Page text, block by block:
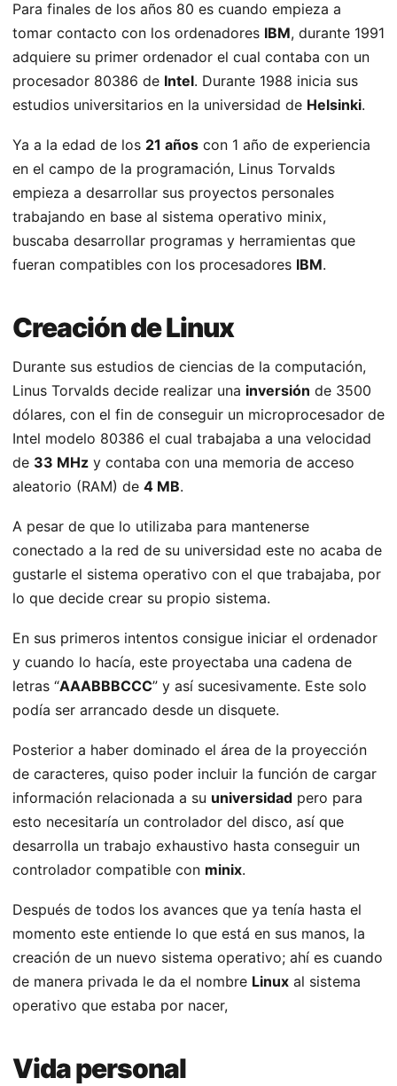
Para finales de los años 80 es cuando empieza a
tomar contacto con los ordenadores IBM, durante 1991
adquiere su primer ordenador el cual contaba con un
procesador 80386 de Intel. Durante 1988 inicia sus
estudios universitarios en la universidad de Helsinki.
Ya a la edad de los 21 años con 1 año de experiencia
en el campo de la programación, Linus Torvalds
empieza a desarrollar sus proyectos personales
trabajando en base al sistema operativo minix,
buscaba desarrollar programas y herramientas que
fueran compatibles con los procesadores IBM.
Creación de Linux
Durante sus estudios de ciencias de la computación,
Linus Torvalds decide realizar una inversión de 3500
dólares, con el fin de conseguir un microprocesador de
Intel modelo 80386 el cual trabajaba a una velocidad
de 33 MHz y contaba con una memoria de acceso
aleatorio (RAM) de 4 MB.
A pesar de que lo utilizaba para mantenerse
conectado a la red de su universidad este no acaba de
gustarle el sistema operativo con el que trabajaba, por
lo que decide crear su propio sistema.
En sus primeros intentos consigue iniciar el ordenador
y cuando lo hacía, este proyectaba una cadena de
letras “AAABBBCCC” y así sucesivamente. Este solo
podía ser arrancado desde un disquete.
Posterior a haber dominado el área de la proyección
de caracteres, quiso poder incluir la función de cargar
información relacionada a su universidad pero para
esto necesitaría un controlador del disco, así que
desarrolla un trabajo exhaustivo hasta conseguir un
controlador compatible con minix.
Después de todos los avances que ya tenía hasta el
momento este entiende lo que está en sus manos, la
creación de un nuevo sistema operativo; ahí es cuando
de manera privada le da el nombre Linux al sistema
operativo que estaba por nacer,
Vida personal